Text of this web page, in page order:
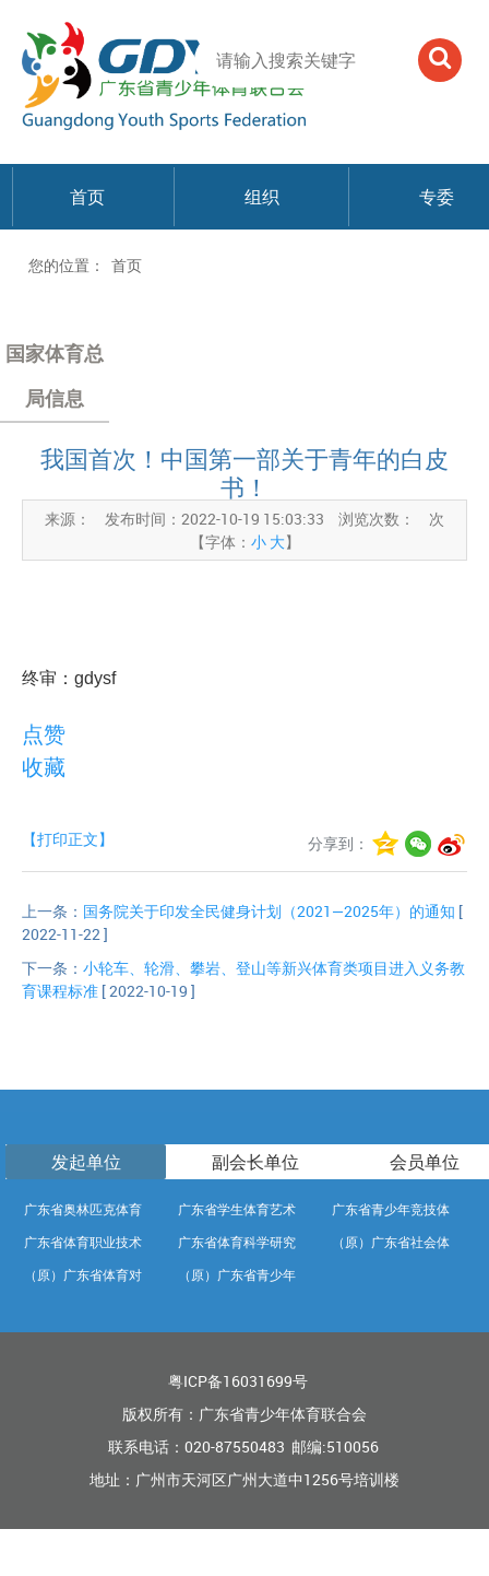
首页 组织 专委
您的位置： 首页
国家体育总
局信息
我国首次！中国第一部关于青年的白皮
书！
来源： 发布时间：2022-10-19 15:03:33 浏览次数：
次
【字体： 小 大】
终审：gdysf
点赞
收藏
分享到：
【打印正文】
上一条： 国务院关于印发全民健身计划（2021—2025年）的通知 [
2022-11-22 ]
下一条： 小轮车、轮滑、攀岩、登山等新兴体育类项目进入义务教
育课程标准 [ 2022-10-19 ]
发起单位 副会长单位 会员单位
广东省奥林匹克体育
中心
广东省学生体育艺术
联合会
广东省青少年竞技体
育学校
广东省体育职业技术
学院
广东省体育科学研究
（原）广东省社会体
（原）广东省体育对
（原）广东省青少年
粤ICP备16031699号
版权所有：广东省青少年体育联合会
联系电话：020-87550483 邮编:510056
地址：广州市天河区广州大道中1256号培训楼